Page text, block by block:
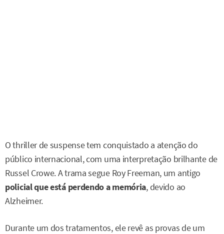
O thriller de suspense tem conquistado a atenção do
público internacional, com uma interpretação brilhante de
Russel Crowe. A trama segue Roy Freeman, um antigo
policial que está perdendo a memória, devido ao
Alzheimer.
Durante um dos tratamentos, ele revê as provas de um